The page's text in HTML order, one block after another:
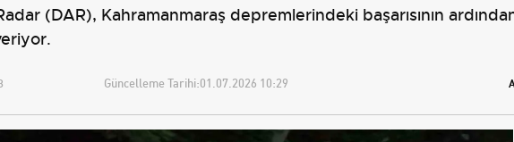
(DAR), Kahramanmaraş depremlerindeki başarısının
Güncelleme Tarihi:01.07.2026 10:29